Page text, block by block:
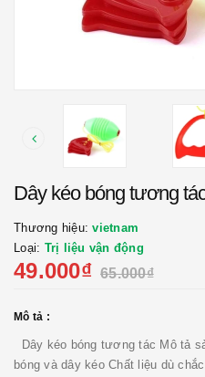
Dây kéo bóng tương
Thương hiệu:vietnam
Loại: Trị liệu vận động
49.000₫ 65.000₫
Mô tả :
Dây kéo bóng tương tác Mô tả
bóng và dây kéo Chất liệu dù